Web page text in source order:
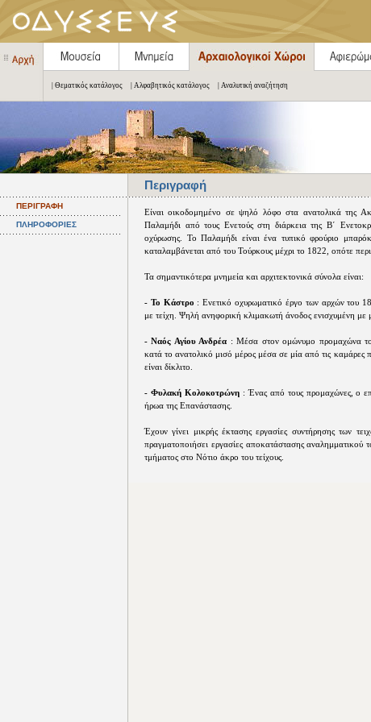
| Θεματικός κατάλογος | Αλφαβητικός κατάλογος | Αναλυτική αναζήτηση
Περιγραφή
ΠΕΡΙΓΡΑΦΗ
ΠΛΗΡΟΦΟΡΙΕΣ
Είναι οικοδομημένο σε ψηλό λόφο στα ανατολικά της
Παλαμήδι από τους Ενετούς στη διάρκεια της Β΄
οχύρωσης. Το Παλαμήδι είναι ένα τυπικό φρούριο
καταλαμβάνεται από του Τούρκους μέχρι το 1822, οπότε
Τα σημαντικότερα μνημεία και αρχιτεκτονικά σύνολα είναι:
- Το Κάστρο : Ενετικό οχυρωματικό έργο των αρχών του
με τείχη. Ψηλή ανηφορική κλιμακωτή άνοδος ενισχυμένη με
- Ναός Αγίου Ανδρέα : Μέσα στον ομώνυμο προμαχώνα του
κατά το ανατολικό μισό μέρος μέσα σε μία από τις καμάρες
είναι δίκλιτο.
- Φυλακή Κολοκοτρώνη: Ένας από τους προμαχώνες, ο
ήρωα της Επανάστασης.
Έχουν γίνει μικρής έκτασης εργασίες συντήρησης των
πραγματοποιήσει εργασίες αποκατάστασης
τμήματος στο Νότιο άκρο του τείχους.